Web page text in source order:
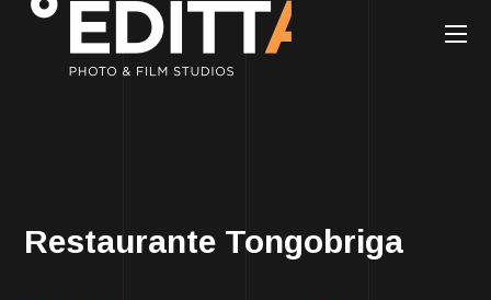
Restaurante Tongobriga